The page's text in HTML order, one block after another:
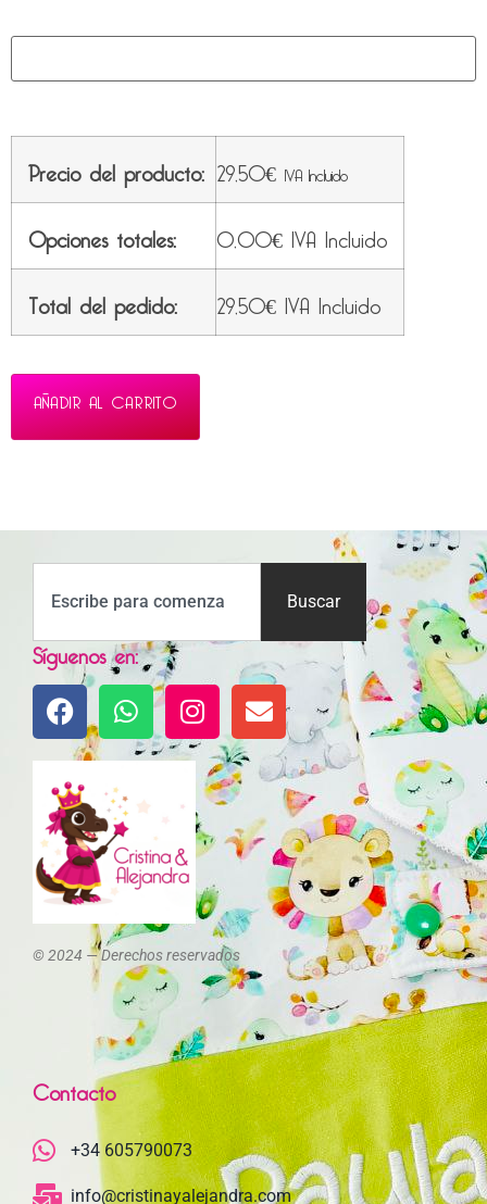
Precio del producto: 29,50€ IVA Incluido
Opciones totales: 0,00€ IVA Incluido
Total del pedido:
29,50€ IVA Incluido
AÑADIR AL CARRITO
Buscar
Síguenos en:
© 2024 — Derechos reservados
Contacto
+34 605790073
info@cristinayalejandra.com